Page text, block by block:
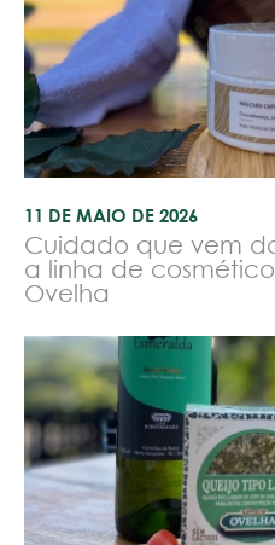
11 DE MAIO DE 2026
Cuidado que vem
a linha de
Ovelha